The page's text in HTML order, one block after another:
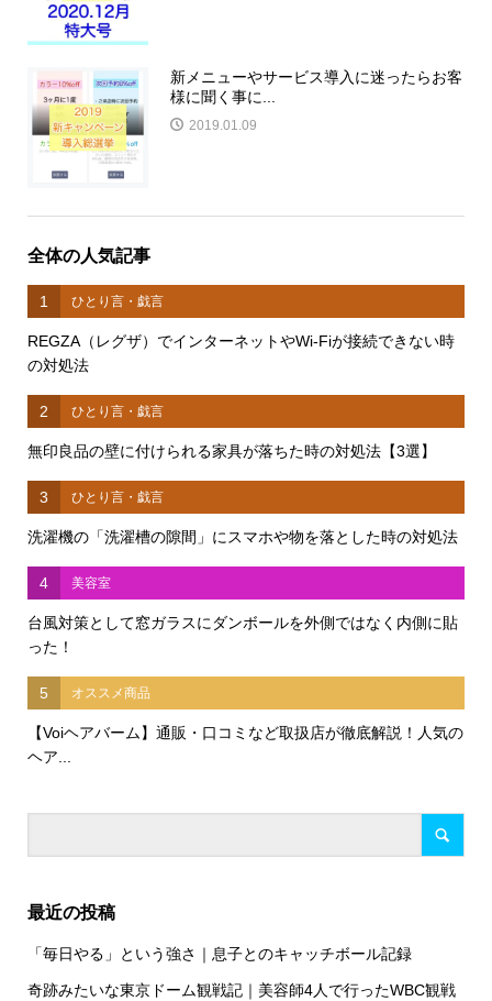
新メニューやサービス導入に迷ったらお客
様に聞く事に...
2019.01.09
全体の人気記事
1 ひとり言・戯言
REGZA（レグザ）でインターネットやWi-Fiが接続できない時
の対処法
2 ひとり言・戯言
無印良品の壁に付けられる家具が落ちた時の対処法【3選】
3 ひとり言・戯言
洗濯機の「洗濯槽の隙間」にスマホや物を落とした時の対処法
4 美容室
台風対策として窓ガラスにダンボールを外側ではなく内側に貼
った！
5 オススメ商品
【Voiヘアバーム】通販・口コミなど取扱店が徹底解説！人気の
ヘア...
最近の投稿
「毎日やる」という強さ｜息子とのキャッチボール記録
奇跡みたいな東京ドーム観戦記｜美容師4人で行ったWBC観戦